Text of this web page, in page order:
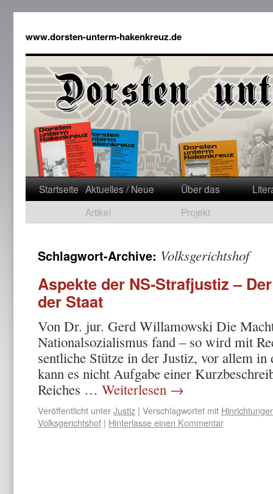
www.dorsten-unterm-hakenkreuz.de
Startseite Aktuelles / Neue
Artikel
Über das
Projekt
Schlagwort-Archive: Volksgerichtshof
Aspekte der NS-Strafjustiz –
der Staat
Von Dr. jur. Gerd Willamowski Die
Nationalsozialismus fand – so wird mit
sentliche Stütze in der Justiz, vor allem
kann es nicht Aufgabe einer
Reiches … Weiterlesen →
Veröffentlicht unterJustiz | Verschlagwortet mit
Volksgerichtshof | Hinterlasse einen Kommentar